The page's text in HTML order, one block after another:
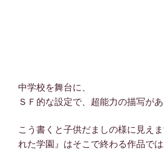
中学校を舞台に、
ＳＦ的な設定で、超能力の描写があ
こう書くと子供だましの様に見え
れた学園』はそこで終わる作品では